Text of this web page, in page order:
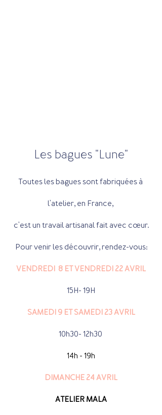
Les bagues "Lune"
Toutes les bagues sont fabriquées à
l'atelier, en France,
c'est un travail artisanal fait avec cœur.
Pour venir les découvrir, rendez-vous:
VENDREDI  8 ET VENDREDI 22 AVRIL
15H- 19H
SAMEDI 9 ET SAMEDI 23 AVRIL
10h30- 12h30
14h - 19h
DIMANCHE 24 AVRIL
ATELIER MALA